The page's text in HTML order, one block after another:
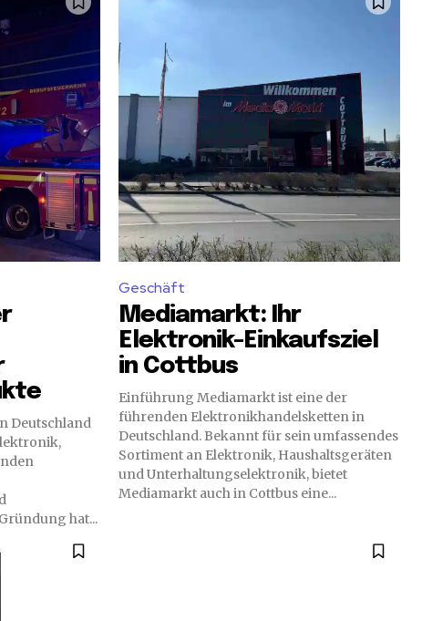
Deutschland
hat...
Geschäft
Mediamarkt: Ihr
Elektronik-Einkaufsziel
in Cottbus
Einführung Mediamarkt ist eine der
führenden Elektronikhandelsketten in
Deutschland. Bekannt für sein umfassendes
Sortiment an Elektronik, Haushaltsgeräten
und Unterhaltungselektronik, bietet
Mediamarkt auch in Cottbus eine...